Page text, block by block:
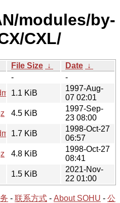
modules/by-
CXL/
File Size ↓ Date ↓
-
-
1.1 KiB
1997-Aug-
07 02:01
4.5 KiB
1997-Sep-
23 08:00
1.7 KiB
1998-Oct-27
06:57
4.8 KiB
1998-Oct-27
08:41
1.5 KiB
2021-Nov-
22 01:00
- 联系方式 - About SOHU - 公